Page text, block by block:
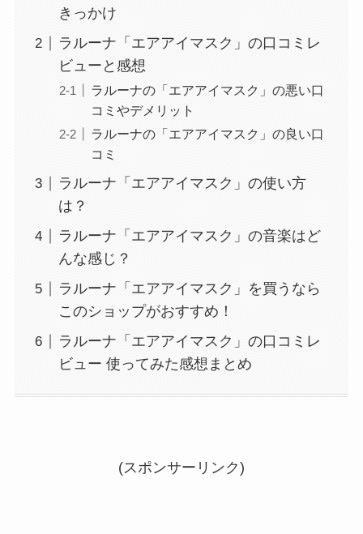
きっかけ
ラルーナ「エアアイマスク」の口コミレ
ビューと感想
ラルーナの「エアアイマスク」の悪い口
コミやデメリット
ラルーナの「エアアイマスク」の良い口
コミ
ラルーナ「エアアイマスク」の使い方
は？
ラルーナ「エアアイマスク」の音楽はど
んな感じ？
ラルーナ「エアアイマスク」を買うなら
このショップがおすすめ！
ラルーナ「エアアイマスク」の口コミレ
ビュー 使ってみた感想まとめ
(スポンサーリンク)